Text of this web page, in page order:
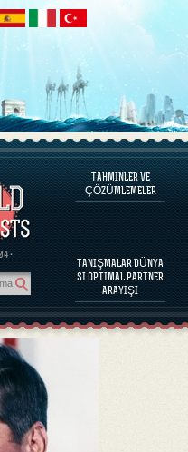
·
TAHMINLER VE
ÇÖZÜMLEMELER
TANIŞMALAR DÜNYA
SI OPTIMAL PARTNER
ARAYIŞI
DEĞERLENDIRINIZ